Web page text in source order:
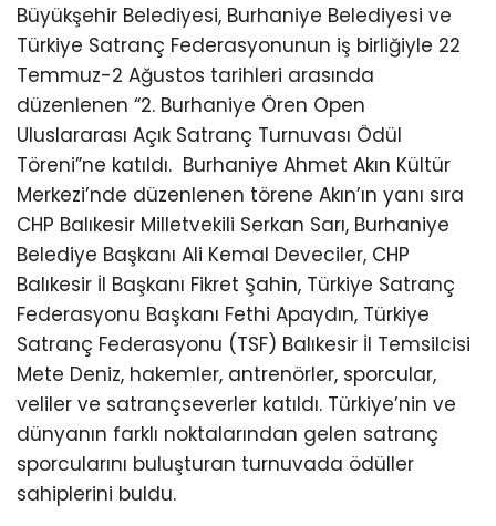
Büyükşehir Belediyesi, Burhaniye Belediyesi ve
Türkiye Satranç Federasyonunun iş birliğiyle 22
Temmuz-2 Ağustos tarihleri arasında
düzenlenen “2. Burhaniye Ören Open
Uluslararası Açık Satranç Turnuvası Ödül
Töreni”ne katıldı. Burhaniye Ahmet Akın Kültür
Merkezi’nde düzenlenen törene Akın’ın yanı sıra
CHP Balıkesir Milletvekili Serkan Sarı, Burhaniye
Belediye Başkanı Ali Kemal Deveciler, CHP
Balıkesir İl Başkanı Fikret Şahin, Türkiye Satranç
Federasyonu Başkanı Fethi Apaydın, Türkiye
Satranç Federasyonu (TSF) Balıkesir İl Temsilcisi
Mete Deniz, hakemler, antrenörler, sporcular,
veliler ve satrançseverler katıldı. Türkiye’nin ve
dünyanın farklı noktalarından gelen satranç
sporcularını buluşturan turnuvada ödüller
sahiplerini buldu.